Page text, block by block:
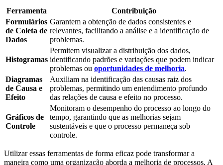
Ferramenta
Contribuição
Formulários
de Coleta de
Dados
Garantem a obtenção de dados consistentes e
relevantes, facilitando a análise e a identificação de
problemas.
Histogramas
Permitem visualizar a distribuição dos dados,
identificando padrões e variações que podem indicar
problemas ou oportunidades de melhoria.
Diagramas
de Causa e
Efeito
Auxiliam na identificação das causas raiz dos
problemas, permitindo um entendimento profundo
das relações de causa e efeito no processo.
Gráficos de
Controle
Monitoram o desempenho do processo ao longo do
tempo, garantindo que as melhorias sejam
sustentáveis e que o processo permaneça sob
controle.
Utilizar essas ferramentas de forma eficaz pode transformar a
maneira como uma organização aborda a melhoria de processos. A